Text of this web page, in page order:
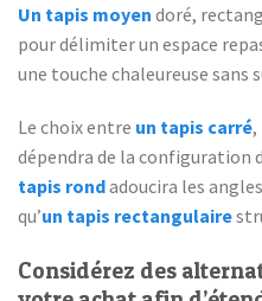
Un tapis moyen doré,
pour délimiter un espace
une touche chaleureuse sans
Le choix entre un tapis carré,
dépendra de la configuration
tapis rondadoucira les
qu’un tapis rectangulaire
Considérez des